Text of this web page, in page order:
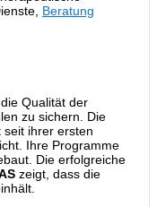
Beratung
Qualität der
zu sichern. Die
ihrer ersten
Ihre Programme
Die erfolgreiche
zeigt, dass die